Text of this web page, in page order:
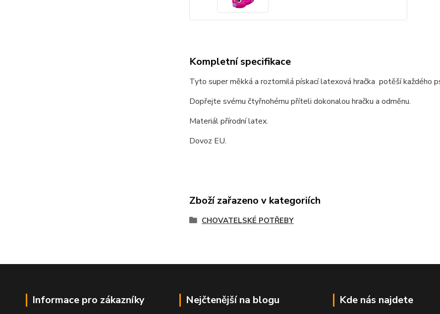
Kompletní specifikace
Tyto super měkká a roztomilá pískací latexová hračka potěší každého
Dopřejte svému čtyřnohému příteli dokonalou hračku a odměnu.
Materiál přírodní latex.
Dovoz EU.
Zboží zařazeno v kategoriích
CHOVATELSKÉ POTŘEBY
Informace pro zákazníky Nejčtenější na blogu Kde nás najdete